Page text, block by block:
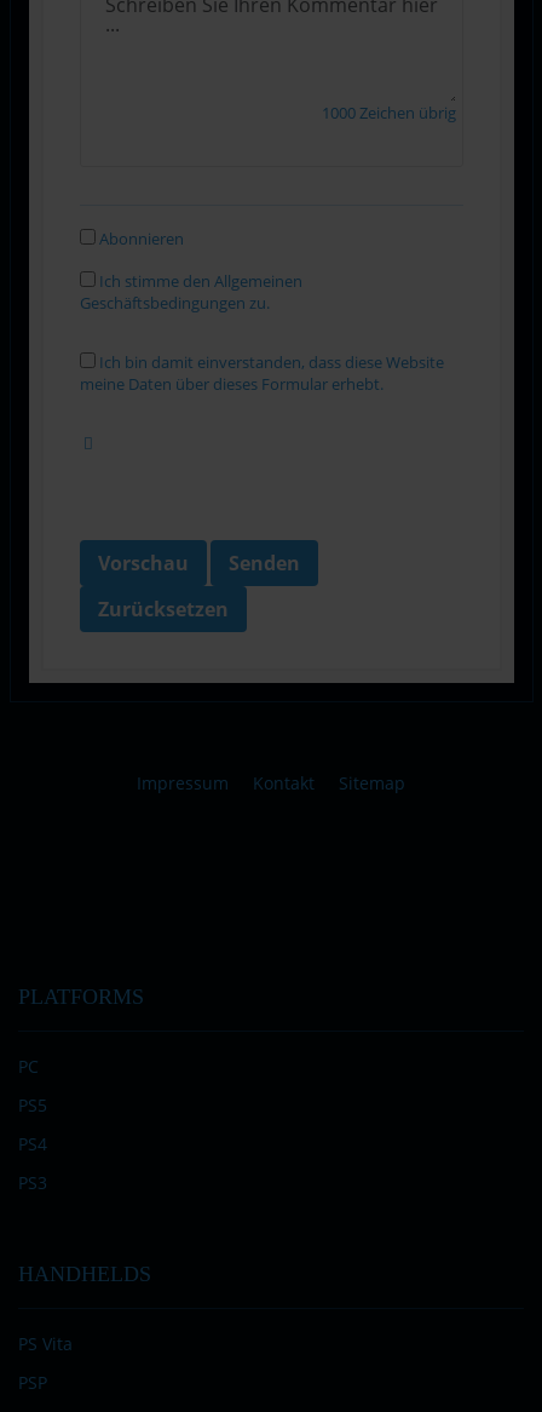
1000Zeichen übrig
Abonnieren
Ich stimme den Allgemeinen
Geschäftsbedingungen zu.
Ich bin damit einverstanden, dass diese Website
meine Daten über dieses Formular erhebt.
Vorschau
Senden
Zurücksetzen
Impressum Kontakt Sitemap
PLATFORMS
PC
PS5
PS4
PS3
HANDHELDS
PS Vita
PSP